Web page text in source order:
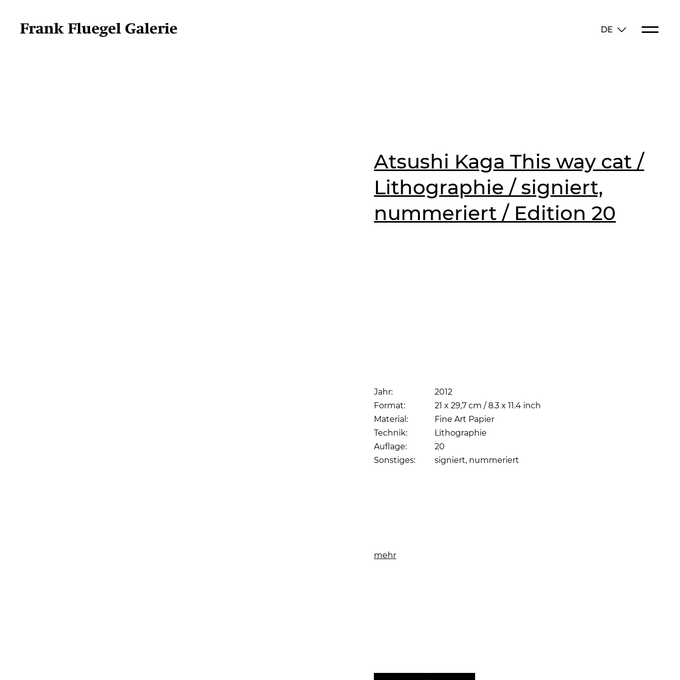
DE
Atsushi Kaga This way cat /
Lithographie / signiert,
nummeriert / Edition 20
Jahr:
2012
Format:
21 x 29,7 cm / 8.3 x 11.4 inch
Material:
Fine Art Papier
Technik:
Lithographie
Auflage:
20
Sonstiges:
signiert, nummeriert
mehr